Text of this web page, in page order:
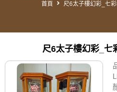
首頁 尺6太子樓幻彩_七
尺6太子樓幻彩_七